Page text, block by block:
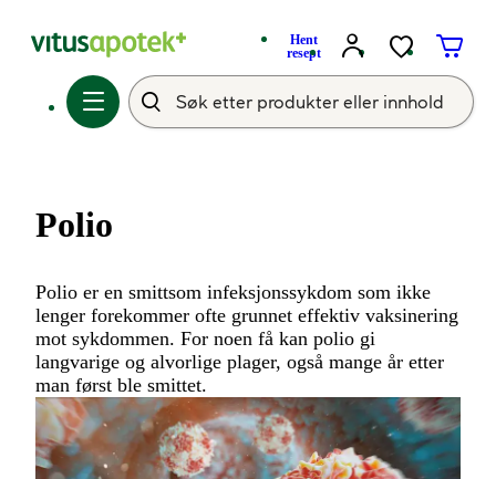
Hent
resept
Polio
Polio er en smittsom infeksjonssykdom som ikke
lenger forekommer ofte grunnet effektiv vaksinering
mot sykdommen. For noen få kan polio gi
langvarige og alvorlige plager, også mange år etter
man først ble smittet.